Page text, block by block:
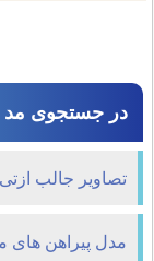
در جستجوی مد
تصاویر جالب
مدل پیراهن های